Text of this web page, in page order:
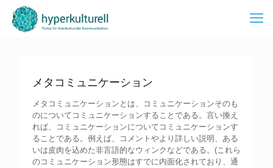
メタコミュニケーション
メタコミュニケーションとは、コミュニケーションそのも
のについてコミュニケーションすることである。言い換え
れば、コミュニケーションについてコミュニケーションす
ることである。例えば、コメントやより詳しい説明、ある
いは皮肉を込めた非言語的なウィンクなどである。(これら
のコミュニケーション形態はすでに内面化されており、通